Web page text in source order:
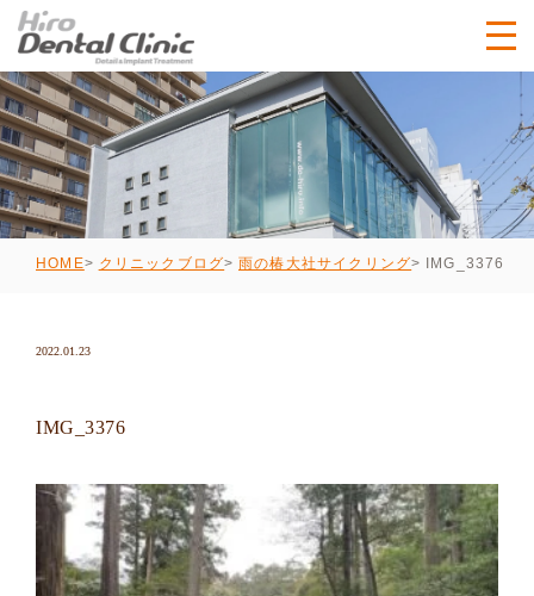
HOME クリニックブログ 雨の椿大社サイクリング IMG_3376
2022.01.23
IMG_3376